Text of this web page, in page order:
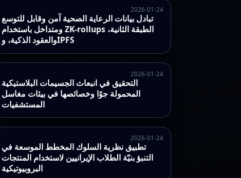
2026-01-24
تبادل بيانات الرعاية الصحية آمن وقابل للتوسع
ومتداخل باستخدام ZK-rollups الطبقة الثانية،
والعقود الذكية، وIPFS
2026-01-24
التحقيق في انبعاث الجسيمات البلاستيكية
المحمولة جوًا وخصائصها في بيئات مغاسل
المستشفيات
2026-01-24
تطبيق نظرية السلوك المخطط الموسعة في
التنبؤ بنيّة الطلاب الإيرانيين لاستخدام المنتجات
البروبيوتيكية